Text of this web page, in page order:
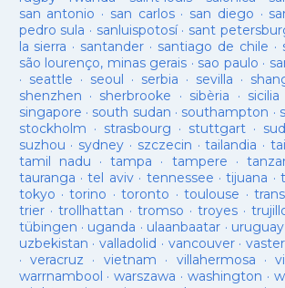
san antonio · san carlos· san diego ·
pedro sula · sanluispotosí· sant
la sierra · santander · santiago de chile ·
são lourenço, minas gerais · sao paulo ·
· seattle · seoul · serbia · sevilla ·
shenzhen · sherbrooke · sibèria · sicilia
singapore · south sudan · southampton ·
stockholm · strasbourg · stuttgart·
suzhou · sydney · szczecin ·tailandia ·
tamil nadu ·tampa · tampere ·
tauranga ·tel aviv· tennessee ·tijuana ·
tokyo ·torino ·toronto ·toulouse ·
trier· trollhattan · tromso · troyes·
tübingen · uganda · ulaanbaatar · uruguay
uzbekistan · valladolid · vancouver·
· veracruz · vietnam · villahermosa ·
warrnambool ·warszawa ·washington ·